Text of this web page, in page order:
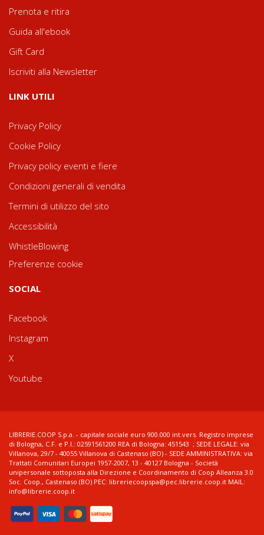
Prenota e ritira
Guida all'ebook
Gift Card
Iscriviti alla Newsletter
LINK UTILI
Privacy Policy
Cookie Policy
Privacy policy eventi e fiere
Condizioni generali di vendita
Termini di utilizzo del sito
Accessibilità
WhistleBlowing
Preferenze cookie
SOCIAL
Facebook
Instagram
X
Youtube
LIBRERIE.COOP S.p.a. - capitale sociale euro 900.000 int.vers. Registro imprese
di Bologna, C.F. e P.I.: 02591561200 REA di Bologna: 451543 ; SEDE LEGALE: via
Villanova, 29/7 - 40055 Villanova di Castenaso (BO) - SEDE AMMINISTRATIVA: via
Trattati Comunitari Europei 1957-2007, 13 - 40127 Bologna - Società
unipersonale sottoposta alla Direzione e Coordinamento di Coop Alleanza 3.0
Soc. Coop., Castenaso (BO) PEC: libreriecoopspa@pec.librerie.coop.it MAIL:
info@librerie.coop.it